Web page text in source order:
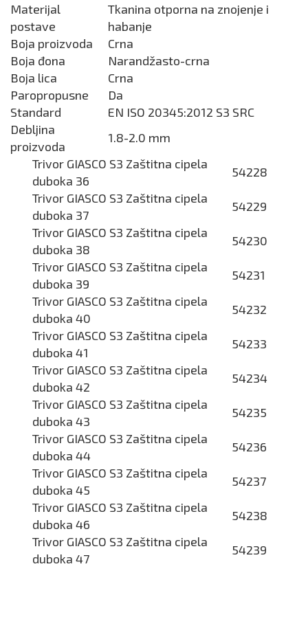
Materijal
postave
Tkanina otporna na znojenje i
habanje
Boja proizvoda
Crna
Boja đona
Narandžasto-crna
Boja lica
Crna
Paropropusne
Da
Standard
EN ISO 20345:2012 S3 SRC
Debljina
proizvoda
1.8-2.0 mm
Trivor GIASCO S3 Zaštitna cipela
duboka 36
54228
Trivor GIASCO S3 Zaštitna cipela
duboka 37
54229
Trivor GIASCO S3 Zaštitna cipela
duboka 38
54230
Trivor GIASCO S3 Zaštitna cipela
duboka 39
54231
Trivor GIASCO S3 Zaštitna cipela
duboka 40
54232
Trivor GIASCO S3 Zaštitna cipela
duboka 41
54233
Trivor GIASCO S3 Zaštitna cipela
duboka 42
54234
Trivor GIASCO S3 Zaštitna cipela
duboka 43
54235
Trivor GIASCO S3 Zaštitna cipela
duboka 44
54236
Trivor GIASCO S3 Zaštitna cipela
duboka 45
54237
Trivor GIASCO S3 Zaštitna cipela
duboka 46
54238
Trivor GIASCO S3 Zaštitna cipela
duboka 47
54239